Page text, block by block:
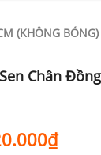
(KHÔNG BÓNG)
Chân
₫